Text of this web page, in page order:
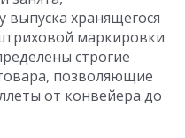
хранящегося
маркировки
строгие
позволяющие
от конвейера до